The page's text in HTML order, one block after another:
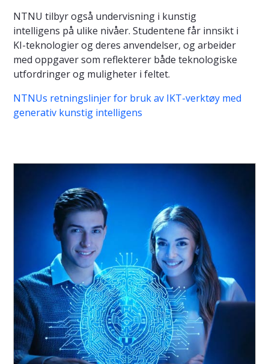
NTNU tilbyr også undervisning i kunstig
intelligens på ulike nivåer. Studentene får innsikt i
KI-teknologier og deres anvendelser, og arbeider
med oppgaver som reflekterer både teknologiske
utfordringer og muligheter i feltet.
NTNUs retningslinjer for bruk av IKT-verktøy med
generativ kunstig intelligens